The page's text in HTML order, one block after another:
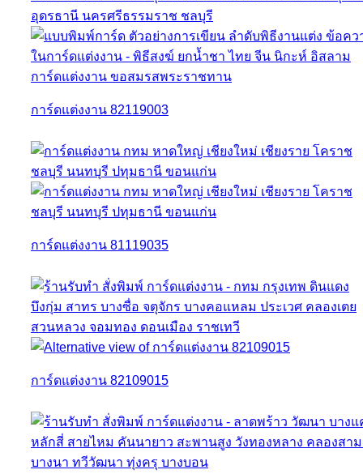
การ์ดแต่งงาน 82119003
การ์ดแต่งงาน 81119035
การ์ดแต่งงาน 82109015